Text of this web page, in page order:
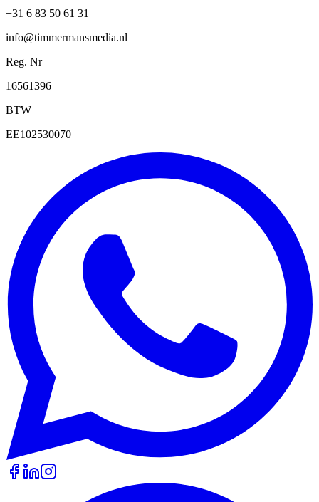
+31 6 83 50 61 31
info@timmermansmedia.nl
Reg. Nr
16561396
BTW
EE102530070